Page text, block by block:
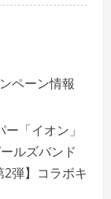
ペーン情報
「イオン」
ルズバンド
弾】コラボキ